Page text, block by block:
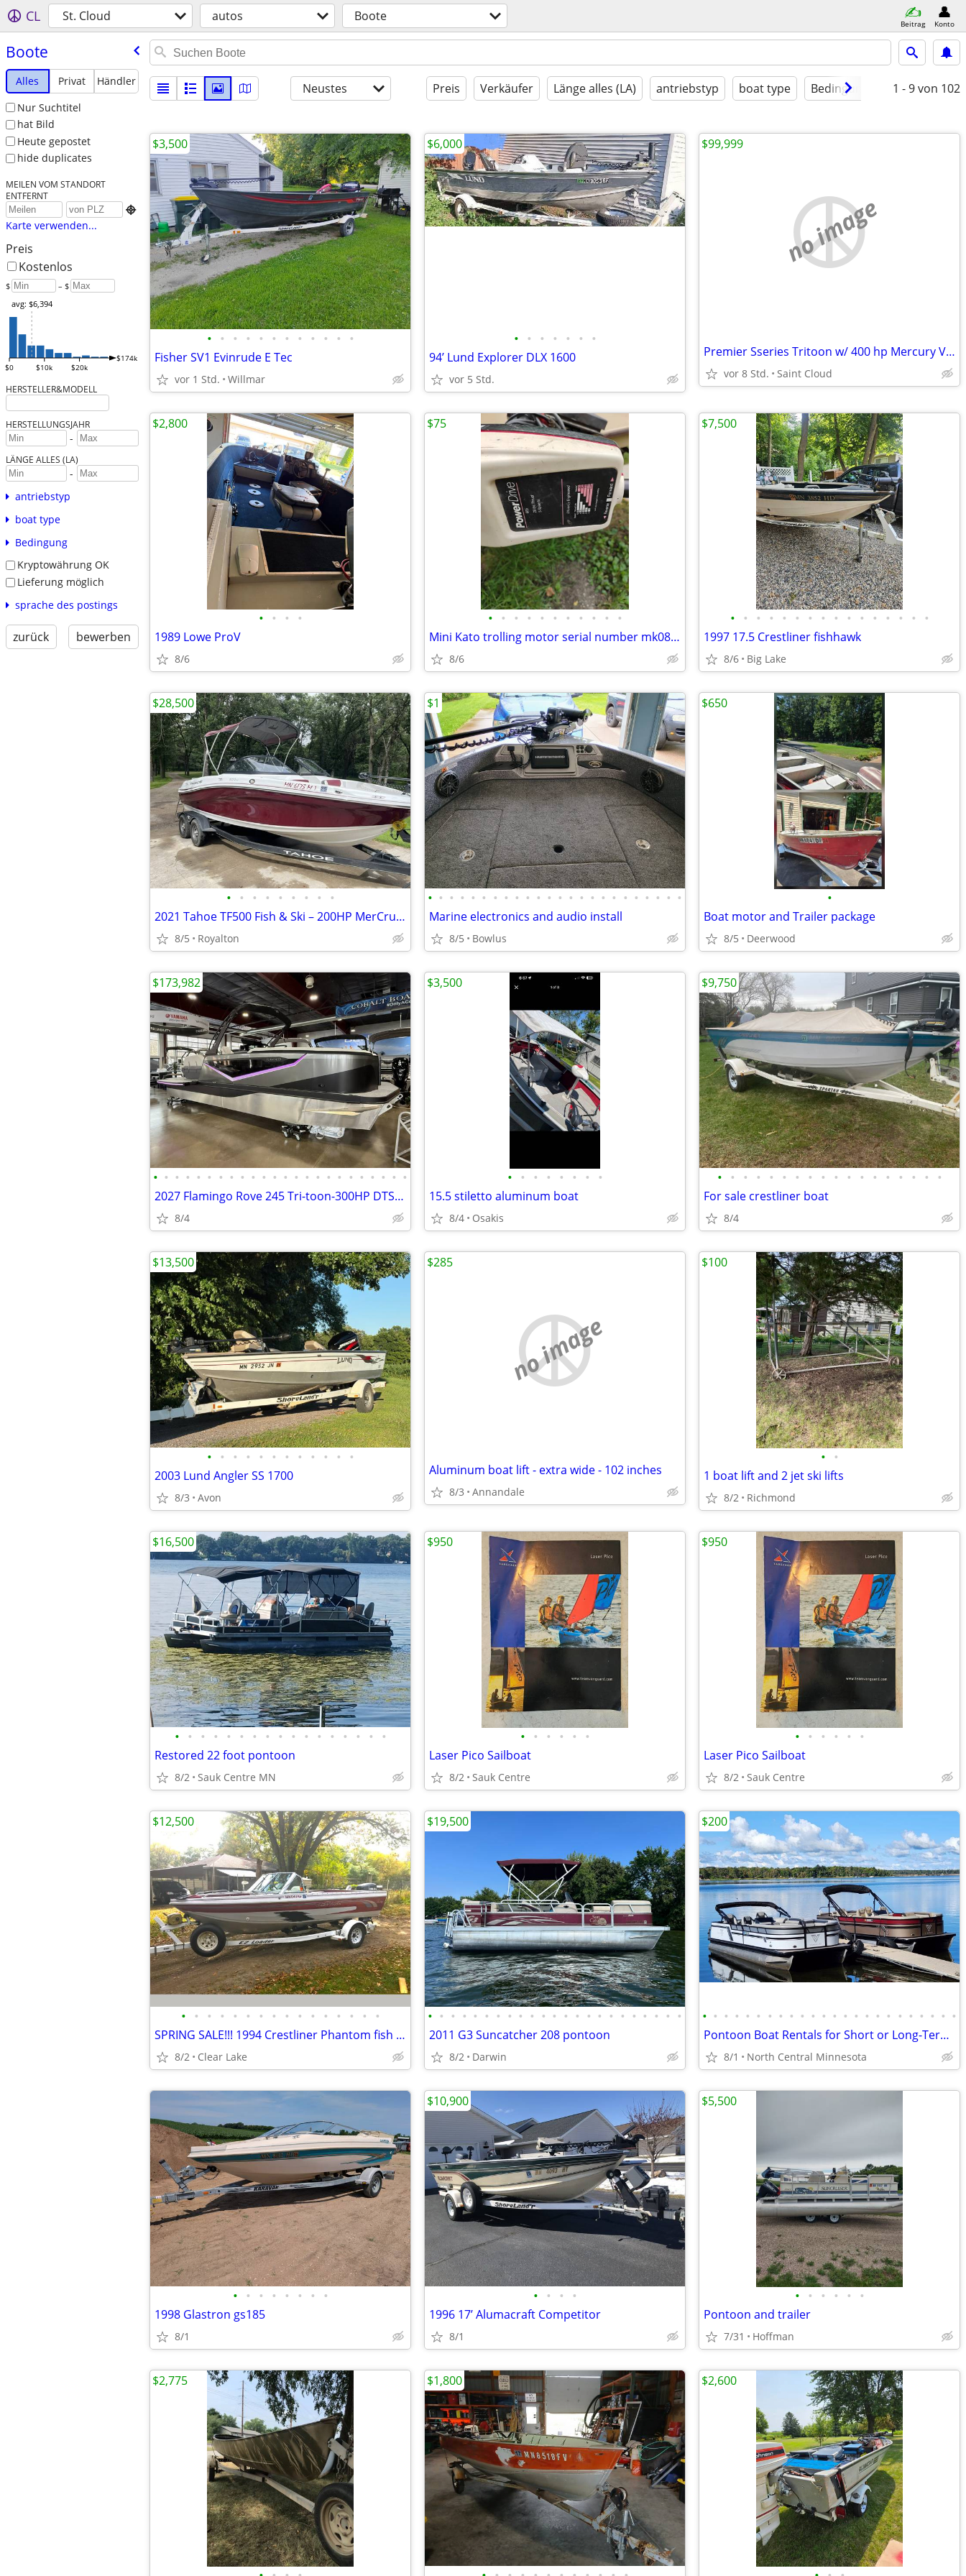
CL St. Cloud autos Boote Beitrag Konto
Boote
Alles Privat
Händler
Nur Suchtitel
hat Bild
Heute gepostet
hide duplicates
MEILEN VOM STANDORT
ENTFERNT

Karte verwenden...
Preis
Kostenlos
$ – $
$0 $10k $20k
$174k
avg: $6,394
HERSTELLER&MODELL
HERSTELLUNGSJAHR
-
LÄNGE ALLES (LA)
-
antriebstyp
boat type
Bedingung
Kryptowährung OK
Lieferung möglich
sprache des postings
zurück bewerben
Neustes Preis Verkäufer Länge alles (LA) antriebstyp boat type Bedingung 1 - 9von 102
• • • • • • • • • • • •
Fisher SV1 Evinrude E Tec
vor 1 Std. Willmar
$3,500
• • • • • • •
94’ Lund Explorer DLX 1600
vor 5 Std.
$6,000
no image
Premier Sseries Tritoon w/ 400 hp Mercury Verado
vor 8 Std. Saint Cloud
$99,999
• • • •
1989 Lowe ProV
8/6
$2,800
• • • • • • • • • • •
Mini Kato trolling motor serial number mk0856775
8/6
$75
• • • • • • • • • • • • • • • •
1997 17.5 Crestliner fishhawk
8/6 Big Lake
$7,500
• • • • • • • • •
2021 Tahoe TF500 Fish & Ski – 200HP MerCruiser
8/5 Royalton
$28,500
• • • • • • • • • • • • • • • • • • • • • • • •
Marine electronics and audio install
8/5 Bowlus
$1
•
Boat motor and Trailer package
8/5 Deerwood
$650
• • • • • • • • • • • • • • • • • • • • • • • •
2027 Flamingo Rove 245 Tri-toon-300HP DTS Engine-Loaded!
8/4
$173,982
• • • • • • • •
15.5 stiletto aluminum boat
8/4 Osakis
$3,500
• • • • • • • • • • • • • • • • • •
For sale crestliner boat
8/4
$9,750
• • • • • • • • • • • •
2003 Lund Angler SS 1700
8/3 Avon
$13,500
no image
Aluminum boat lift - extra wide - 102 inches
8/3 Annandale
$285
• •
1 boat lift and 2 jet ski lifts
8/2 Richmond
$100
• • • • • • • • • • • • • • • • •
Restored 22 foot pontoon
8/2 Sauk Centre MN
$16,500
• • • • • •
Laser Pico Sailboat
8/2 Sauk Centre
$950
• • • • • •
Laser Pico Sailboat
8/2 Sauk Centre
$950
• • • • • • • • • • • • • • • •
SPRING SALE!!! 1994 Crestliner Phantom fish & ski boat
8/2 Clear Lake
$12,500
• • • • • • • • • • • • • • • • • • • • • • •
2011 G3 Suncatcher 208 pontoon
8/2 Darwin
$19,500
• • • • • • • • • • • • • • • • • • • • • • • •
Pontoon Boat Rentals for Short or Long-Term with Delivery and Pick Up
8/1 North Central Minnesota
$200
• • • • • • • •
1998 Glastron gs185
8/1
• • • •
1996 17’ Alumacraft Competitor
8/1
$10,900
• • • • • •
Pontoon and trailer
7/31 Hoffman
$5,500
$2,775 $1,800 $2,600